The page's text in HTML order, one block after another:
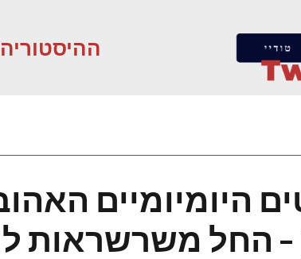
היומיומיים
– החל משרשראות